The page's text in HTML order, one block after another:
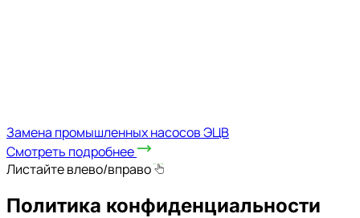
⁠Замена промышленных насосов ЭЦВ
Смотреть подробнее
Листайте влево/вправо
Политика конфиденциальности